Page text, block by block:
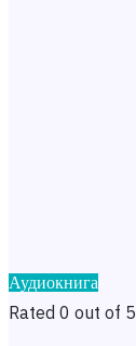
Аудиокнига
Rated 0 out of 5